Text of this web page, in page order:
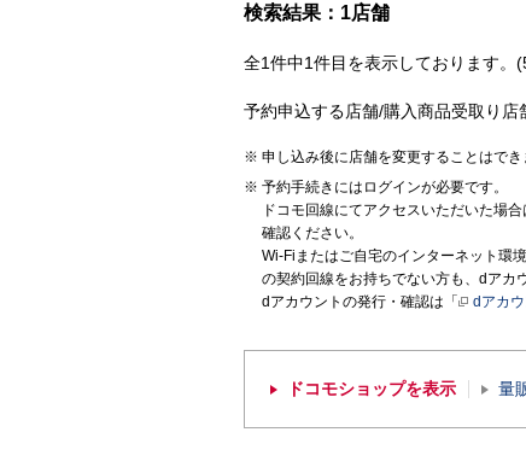
検索結果：1店舗
全1件中1件目を表示しております。
予約申込する店舗/購入商品受取り店
申し込み後に店舗を変更することはでき
予約手続きにはログインが必要です。
ドコモ回線にてアクセスいただいた場
確認ください。
Wi-Fiまたはご自宅のインターネット環
の契約回線をお持ちでない方も、dアカ
dアカウントの発行・確認は「
dアカ
ドコモショップを表示 量